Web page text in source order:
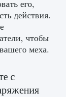
0
его,
действия.
чтобы
меха.
с